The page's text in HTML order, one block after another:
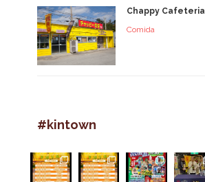
Chappy Cafeteria
Comida
#kintown